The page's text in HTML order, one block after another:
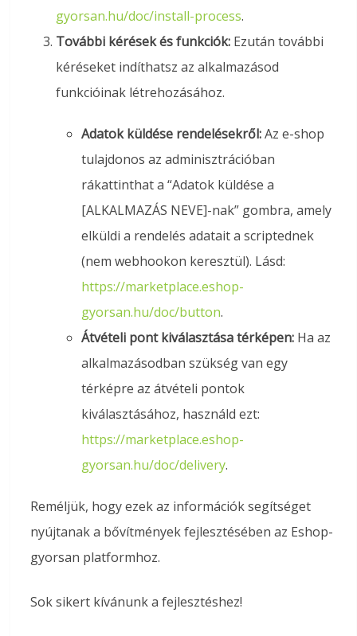
gyorsan.hu/doc/install-process.
További kérések és funkciók: Ezután további
kéréseket indíthatsz az alkalmazásod
funkcióinak létrehozásához.
Adatok küldése rendelésekről:Az e-shop
tulajdonos az adminisztrációban
rákattinthat a “Adatok küldése a
[ALKALMAZÁS NEVE]-nak” gombra, amely
elküldi a rendelés adatait a scriptednek
(nem webhookon keresztül). Lásd:
https://marketplace.eshop-
gyorsan.hu/doc/button.
Átvételi pont kiválasztása térképen: Ha az
alkalmazásodban szükség van egy
térképre az átvételi pontok
kiválasztásához, használd ezt:
https://marketplace.eshop-
gyorsan.hu/doc/delivery.
Reméljük, hogy ezek az információk segítséget
nyújtanak a bővítmények fejlesztésében az Eshop-
gyorsan platformhoz.
Sok sikert kívánunk a fejlesztéshez!